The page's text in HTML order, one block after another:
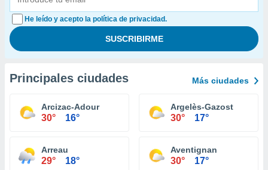
He leído y acepto la política de privacidad.
Principales ciudades Más ciudades
Arcizac-Adour
30° 16°
Argelès-Gazost
30° 17°
Arreau
29° 18°
Aventignan
30° 17°